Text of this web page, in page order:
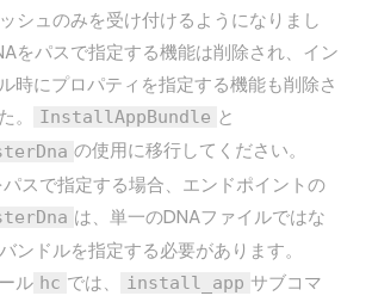
シュのみを受け付けるようになりまし
をパスで指定する機能は削除され、イン
時にプロパティを指定する機能も削除さ
。
InstallAppBundle と
の使用に移行してください。
スで指定する場合、エンドポイントの
は、単一のDNAファイルではな
ンドルを指定する必要があります。
ル hc では、 install_app サブコマ